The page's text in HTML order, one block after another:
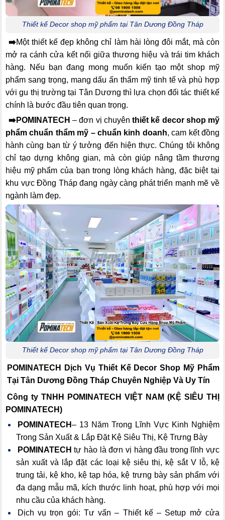
Thiết kế Decor shop mỹ phẩm tại Tân Dương Đồng Tháp
➡️Một thiết kế đẹp không chỉ làm hài lòng đôi mắt, mà còn
mở ra cánh cửa kết nối giữa thương hiệu và trái tim khách
hàng. Nếu bạn đang mong muốn kiến tạo một shop mỹ
phẩm sang trọng, mang dấu ấn thẩm mỹ tinh tế và phù hợp
với gu thị trường tại Tân Dương thì lựa chọn đối tác thiết kế
chính là bước đầu tiên quan trọng.
➡️POMINATECH – đơn vị chuyênthiết kế decor shop mỹ
phẩm chuẩn thẩm mỹ – chuẩn kinh doanh, cam kết đồng
hành cùng bạn từ ý tưởng đến hiện thực. Chúng tôi không
chỉ tạo dựng không gian, mà còn giúp nâng tầm thương
hiệu mỹ phẩm của bạn trong lòng khách hàng, đặc biệt tại
khu vực Đồng Tháp đang ngày càng phát triển mạnh mẽ về
ngành làm đẹp.
Thiết kế Decor shop mỹ phẩm tại Tân Dương Đồng Tháp
POMINATECH Dịch Vụ Thiết Kế Decor Shop Mỹ Phẩm
Tại Tân Dương Đồng Tháp Chuyên Nghiệp Và Uy Tín
Công ty TNHH POMINATECH VIỆT NAM (KỆ SIÊU THỊ
POMINATECH)
POMINATECH– 13 Năm Trong Lĩnh Vực Kinh Nghiệm
Trong Sản Xuất & Lắp Đặt Kệ Siêu Thị, Kệ Trưng Bày
POMINATECHtự hào là đơn vị hàng đầu trong lĩnh vực
sản xuất và lắp đặt các loại kệ siêu thị, kệ sắt V lỗ, kệ
trung tải, kệ kho, kệ tạp hóa, kệ trưng bày sản phẩm với
đa dạng mẫu mã, kích thước linh hoạt, phù hợp với mọi
nhu cầu của khách hàng.
Dịch vụ trọn gói: Tư vấn – Thiết kế – Setup mở cửa